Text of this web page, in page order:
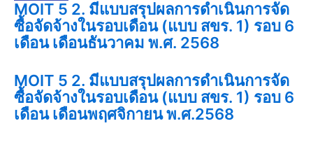
MOIT 5 2. มีแบบสรุปผลการดำเนินการจัด
ซื้อจัดจ้างในรอบเดือน (แบบ สขร. 1) รอบ 6
เดือน เดือนธันวาคม พ.ศ. 2568
MOIT 5 2. มีแบบสรุปผลการดำเนินการจัด
ซื้อจัดจ้างในรอบเดือน (แบบ สขร. 1) รอบ 6
เดือน เดือนพฤศจิกายน พ.ศ.2568